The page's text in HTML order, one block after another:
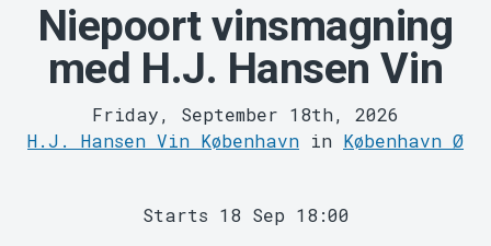
Niepoort vinsmagning
med H.J. Hansen Vin
Friday, September 18th, 2026
H.J. Hansen Vin København in København Ø
Starts 18 Sep 18:00